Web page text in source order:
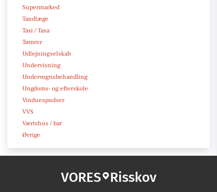
Supermarked
Tandlæge
Taxi / Taxa
Tømrer
Udlejningselskab
Undervisning
Undervognsbehandling
Ungdoms- og efterskole
Vinduespudser
VVS
Værtshus / bar
Øvrige
VORES Risskov